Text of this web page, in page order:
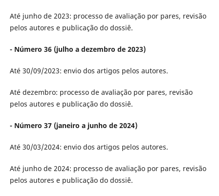
Até junho de 2023: processo de avaliação por pares, revisão
pelos autores e publicação do dossiê.
- Número 36 (julho a dezembro de 2023)
Até 30/09/2023: envio dos artigos pelos autores.
Até dezembro: processo de avaliação por pares, revisão
pelos autores e publicação do dossiê.
- Número 37 (janeiro a junho de 2024)
Até 30/03/2024: envio dos artigos pelos autores.
Até junho de 2024: processo de avaliação por pares, revisão
pelos autores e publicação do dossiê.